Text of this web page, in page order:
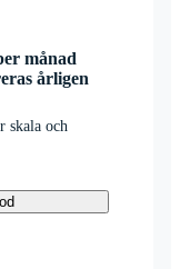
månad
årligen
skala och